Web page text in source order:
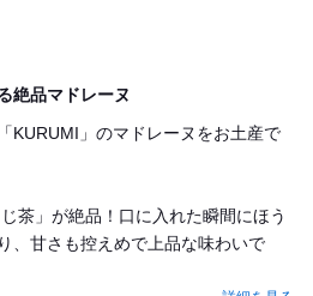
絶品マドレーヌ
KURUMI」のマドレーヌをお土産で
茶」が絶品！口に入れた瞬間にほう
、甘さも控えめで上品な味わいで